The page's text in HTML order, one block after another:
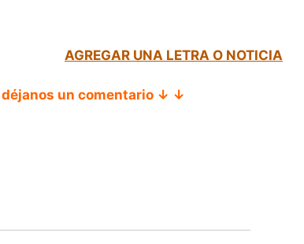
AGREGAR UNA LETRA O NOTICIA
un comentario ↓ ↓